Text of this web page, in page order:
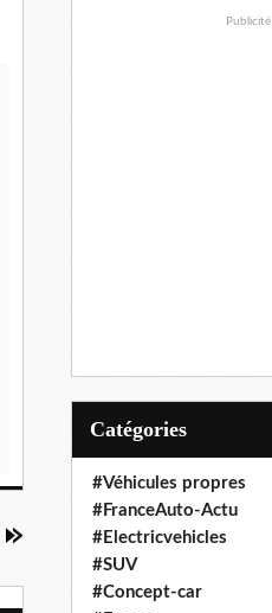
Publicité
Catégories
#Véhicules propres
#FranceAuto-Actu
#Electricvehicles
#SUV
#Concept-car